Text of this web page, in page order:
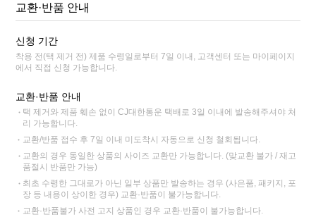
교환·반품 안내
신청 기간
착용 전(택 제거 전) 제품 수령일로부터 7일 이내, 고객센터 또는 마이페이지
에서 직접 신청 가능합니다.
교환·반품 안내
택 제거와 제품 훼손 없이 CJ대한통운 택배로 3일 이내에 발송해주셔야 처
리 가능합니다.
교환/반품 접수 후 7일 이내 미도착시 자동으로 신청 철회됩니다.
교환의 경우 동일한 상품의 사이즈 교환만 가능합니다. (맞교환 불가 / 재고
품절시 반품만 가능)
최초 수령한 그대로가 아닌 일부 상품만 발송하는 경우 (사은품, 패키지, 포
장 등 내용이 상이한 경우) 교환·반품이 불가능합니다.
교환·반품불가 사전 고지 상품인 경우 교환·반품이 불가능합니다.